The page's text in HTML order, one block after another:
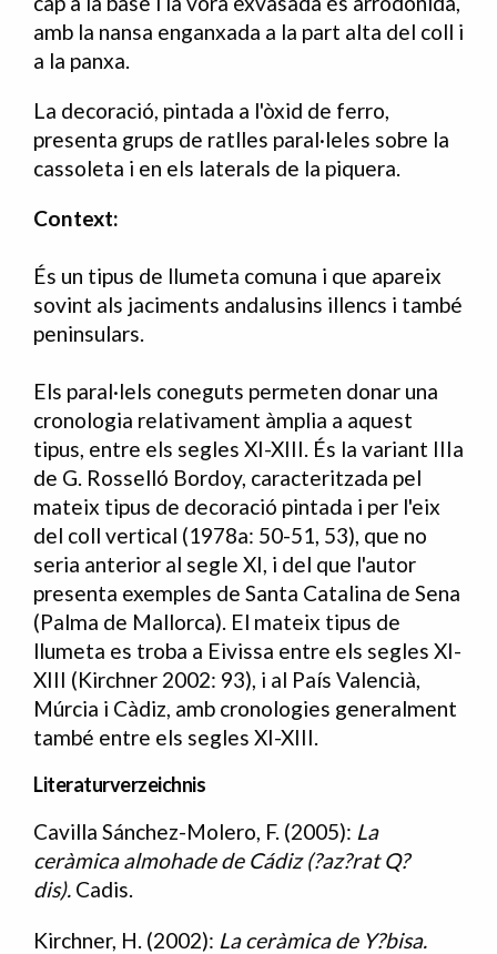
amb la nansa enganxada a la part alta del coll i
a la panxa.
La decoració, pintada a l'òxid de ferro,
presenta grups de ratlles paral·leles sobre la
cassoleta i en els laterals de la piquera.
Context:
És un tipus de llumeta comuna i que apareix
sovint als jaciments andalusins illencs i també
peninsulars.
Els paral·lels coneguts permeten donar una
cronologia relativament àmplia a aquest
tipus, entre els segles XI-XIII. És la variant IIIa
de G. Rosselló Bordoy, caracteritzada pel
mateix tipus de decoració pintada i per l'eix
del coll vertical (1978a: 50-51, 53), que no
seria anterior al segle XI, i del que l'autor
presenta exemples de Santa Catalina de Sena
(Palma de Mallorca). El mateix tipus de
llumeta es troba a Eivissa entre els segles XI-
XIII (Kirchner 2002: 93), i al País Valencià,
Múrcia i Càdiz, amb cronologies generalment
també entre els segles XI-XIII.
Literaturverzeichnis
Bibliografia
Cavilla Sánchez-Molero, F. (2005): La
ceràmica almohade de Cádiz (?az?rat Q?
dis). Cadis.
Kirchner, H. (2002): La ceràmica de Y?bisa.